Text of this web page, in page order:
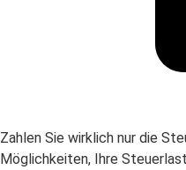
Zahlen Sie wirklich nur die
Möglichkeiten, Ihre